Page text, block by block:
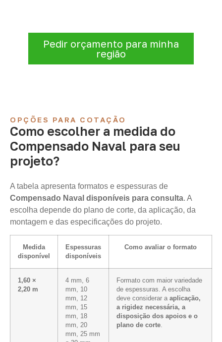
Pedir orçamento para minha
região
OPÇÕES PARA COTAÇÃO
Como escolher a medida do
Compensado Naval para seu
projeto?
A tabela apresenta formatos e espessuras de
Compensado Naval disponíveis para consulta. A
escolha depende do plano de corte, da aplicação, da
montagem e das especificações do projeto.
Medida
disponível
Espessuras
disponíveis
Como avaliar o formato
1,60 ×
2,20 m
4 mm, 6
mm, 10
mm, 12
mm, 15
mm, 18
mm, 20
mm, 25 mm
Formato com maior variedade
de espessuras. A escolha
deve considerar a aplicação,
a rigidez necessária, a
disposição dos apoios e o
plano de corte.